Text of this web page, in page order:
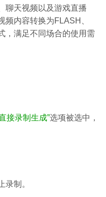
聊天视频以及游戏直播
频内容转换为FLASH、
，满足不同场合的使用需
接录制生成”选项被选中，
录制。